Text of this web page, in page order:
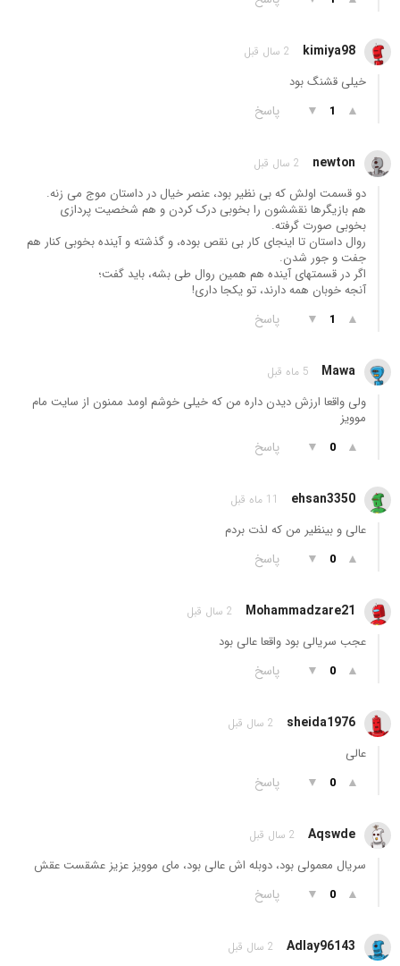
kimiya98 2 سال قبل
خیلی قشنگ بود
▲
1
▼ پاسخ
newton 2 سال قبل
دو قسمت اولش که بی نظیر بود، عنصر خیال در داستان موج می زنه.
هم بازیگرها نقششون را بخوبی درک کردن و هم شخصیت پردازی
بخوبی صورت گرفته.
روال داستان تا اینجای کار بی نقص بوده، و گذشته و آینده بخوبی کنار هم
جفت و جور شدن.
اگر در قسمتهای آینده هم همین روال طی بشه، باید گفت؛
آنجه خوبان همه دارند، تو یکجا داری!
▲
1
▼ پاسخ
Mawa 5 ماه قبل
ولی واقعا ارزش دیدن داره من که خیلی خوشم اومد ممنون از سایت مام
موویز
▲
0
▼ پاسخ
ehsan3350 11 ماه قبل
عالی و بینظیر من که لذت بردم
▲
0
▼ پاسخ
Mohammadzare21 2 سال قبل
عجب سریالی بود واقعا عالی بود
▲
0
▼ پاسخ
sheida1976 2 سال قبل
عالی
▲
0
▼ پاسخ
Aqswde 2 سال قبل
سریال معمولی بود، دوبله اش عالی بود، مای موویز عزیز عشقست عقش
▲
0
▼ پاسخ
Adlay96143 2 سال قبل